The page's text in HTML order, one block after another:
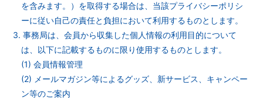
を含みます。）を取得する場合は、当該プライバシーポリシ
ーに従い自己の責任と負担において利用するものとします。
3. 事務局は、会員から収集した個人情報の利用目的について
は、以下に記載するものに限り使用するものとします。
(1) 会員情報管理
(2) メールマガジン等によるグッズ、新サービス、キャンペー
ン等のご案内